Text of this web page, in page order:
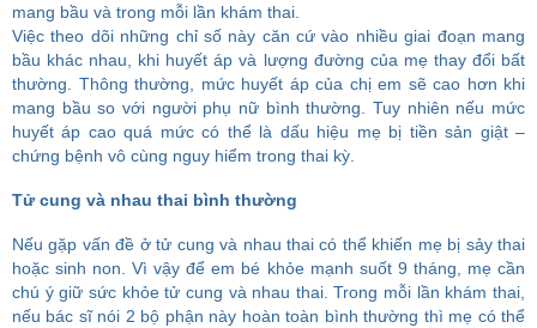
mang bầu và trong mỗi lần khám thai.
Việc theo dõi những chỉ số này căn cứ vào nhiều giai đoạn mang
bầu khác nhau, khi huyết áp và lượng đường của mẹ thay đổi bất
thường. Thông thường, mức huyết áp của chị em sẽ cao hơn khi
mang bầu so với người phụ nữ bình thường. Tuy nhiên nếu mức
huyết áp cao quá mức có thể là dấu hiệu mẹ bị tiền sản giật –
chứng bệnh vô cùng nguy hiểm trong thai kỳ.
Tử cung và nhau thai bình thường
Nếu gặp vấn đề ở tử cung và nhau thai có thể khiến mẹ bị sảy thai
hoặc sinh non. Vì vậy để em bé khỏe mạnh suốt 9 tháng, mẹ cần
chú ý giữ sức khỏe tử cung và nhau thai. Trong mỗi lần khám thai,
nếu bác sĩ nói 2 bộ phận này hoàn toàn bình thường thì mẹ có thể